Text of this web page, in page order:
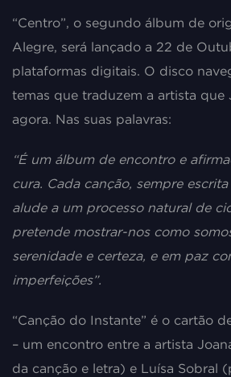
“Centro”, o segundo álbum de
Alegre, será lançado a 22 de
plataformas digitais. O disco
temas que traduzem a artista que
agora. Nas suas palavras:
“É um álbum de encontro e
cura. Cada canção, sempre
alude a um processo natural de
pretende mostrar-nos como
serenidade e certeza, e em paz
imperfeições”.
“Canção do Instante” é o cartão
– um encontro entre a artista
da canção e letra) e Luísa Sobral